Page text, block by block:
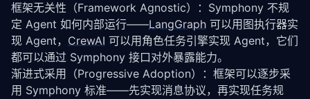
框架无关性（Framework Agnostic）：Symphony 不规
定 Agent 如何内部运行——LangGraph 可以用图执行器实
现 Agent， CrewAI 可以用角色任务引擎实现 Agent，它们
都可以通过 Symphony 接口对外暴露能力。
渐进式采用（Progressive Adoption）：框架可以逐步采
用 Symphony 标准——先实现消息协议，再实现任务规